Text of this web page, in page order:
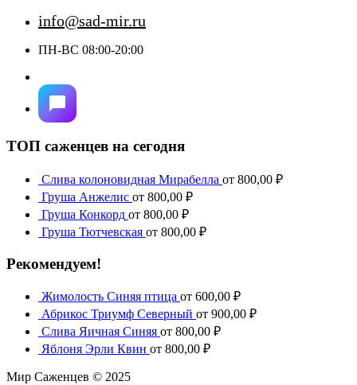
info@sad-mir.ru
ПН-ВС 08:00-20:00
ТОП саженцев на сегодня
Слива колоновидная Мирабелла от 800,00 ₽
Груша Анжелис от 800,00 ₽
Груша Конкорд от 800,00 ₽
Груша Тютчевская от 800,00 ₽
Рекомендуем!
Жимолость Синяя птица от 600,00 ₽
Абрикос Триумф Северный от 900,00 ₽
Слива Яичная Синяя от 800,00 ₽
Яблоня Эрли Квин от 800,00 ₽
Мир Саженцев © 2025